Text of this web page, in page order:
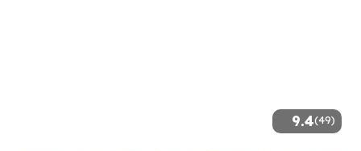
9.4(49)